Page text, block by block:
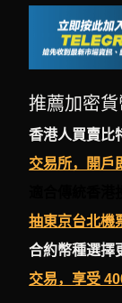
推薦加密
香港人買賣比
交易所，開戶
抽東京台北機
合約幣種選擇
交易，享受